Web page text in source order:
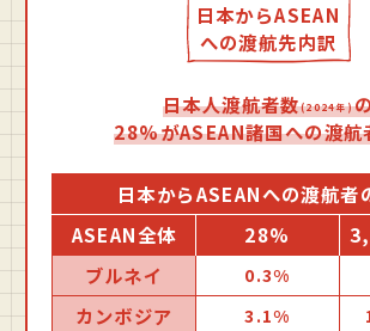
日本からASEAN
への渡航先内訳
日本人渡航者数(2024年)
28%がASEAN諸国への渡航
日本からASEANへの渡航者
ASEAN全体
28%
ブルネイ
0.3%
カンボジア 3.1%